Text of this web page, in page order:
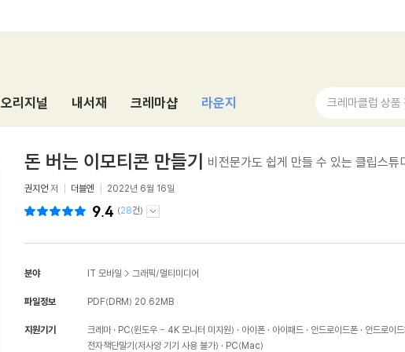
오리지널 내서재 크레마샵 라운지 크레마클럽 상품
돈 버는 이모티콘 만들기 비전문가도 쉽게 만들 수 있는 클립스튜
권지언 저 더블엔 2022년 6월 16일
9.4 (28건)
분야 IT 모바일 > 그래픽/멀티미디어
파일정보 PDF(DRM) 20.62MB
지원기기 크레마 PC(윈도우 - 4K 모니터 미지원) 아이폰 아이패드 안드로이드폰
안드로이
전자책단말기(저사양 기기 사용 불가)
PC(Mac)